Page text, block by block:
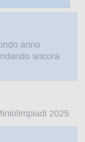
anno
ancora
2025